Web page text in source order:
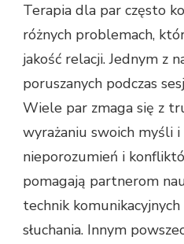
Terapia dla par często
różnych problemach,
jakość relacji. Jednym z
poruszanych podczas
Wiele par zmaga się z
wyrażaniu swoich myśli
nieporozumień i
pomagają partnerom
technik
słuchania. Innym